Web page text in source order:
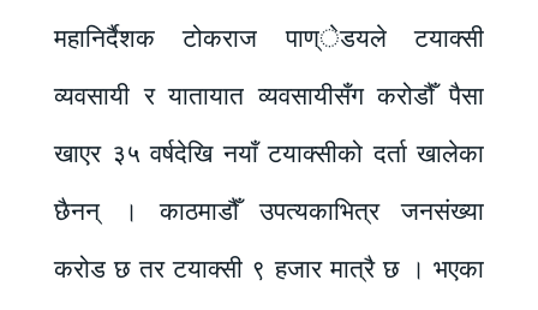
महानिर्दैशक टोकराज पाण्ेडयले टयाक्सी
व्यवसायी र यातायात व्यवसायीसँग करोडौँ पैसा
खाएर ३५ वर्षदेखि नयाँ टयाक्सीको दर्ता खालेका
छैनन् । काठमाडौँ उपत्यकाभित्र जनसंख्या
करोड छ तर टयाक्सी ९ हजार मात्रै छ । भएका